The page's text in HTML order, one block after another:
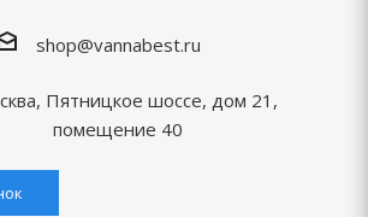
shop@vannabest.ru
Пятницкое шоссе, дом 21,
помещение 40